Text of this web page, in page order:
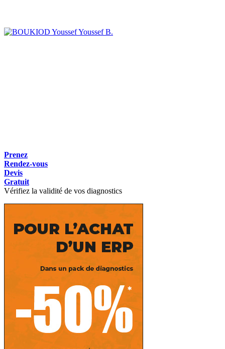
Youssef B.
Prenez
Rendez-vous
Devis
Gratuit
Vérifiez la validité de vos diagnostics